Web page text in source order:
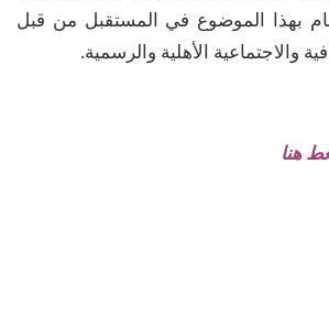
بهذا الموضوع في المستقبل من قبل
والاجتماعية الأهلية والرسمية.
هنا